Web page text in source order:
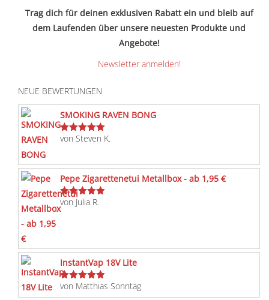
Trag dich für deinen exklusiven Rabatt ein und bleib auf
dem Laufenden über unsere neuesten Produkte und
Angebote!
Newsletter anmelden!
NEUE BEWERTUNGEN
SMOKING RAVEN BONG
Bewertet
von Steven K.
Pepe Zigarettenetui Metallbox - ab 1,95 €
Bewertet
mit
von Julia R.
InstantVap 18V Lite
Bewertet
mit5von 5
von Matthias Sonntag